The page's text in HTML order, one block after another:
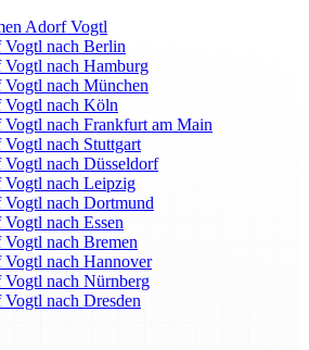
Adorf Vogtl
nach Berlin
nach Hamburg
nach München
nach Köln
nach Frankfurt am Main
nach Stuttgart
nach Düsseldorf
nach Leipzig
nach Dortmund
nach Essen
nach Bremen
nach Hannover
nach Nürnberg
nach Dresden